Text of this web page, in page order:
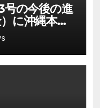
号の今後の進
に沖縄本島
部の家屋が
猛烈な風が
イムオンラ